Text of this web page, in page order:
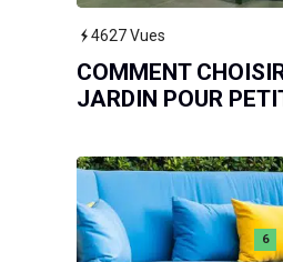
4627Vues
COMMENT
JARDIN POUR
6